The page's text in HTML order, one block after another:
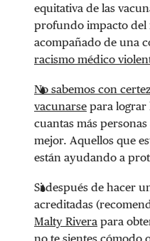
equitativa de las
profundo impacto del
acompañado de una
racismo médico
No sabemos con
vacunarse para lograr
cuantas más
mejor. Aquellos que
están ayudando a
Si después de hacer
acreditadas
Malty Rivera para